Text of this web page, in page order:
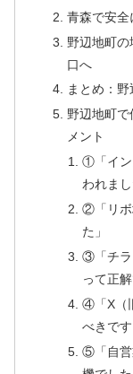
青森で安全
野辺地町
口へ
まとめ：
野辺地町
メント
①「イン
われまし
②「リボ
た」
③「チラ
って正解
④「X（
べきです
⑤「自営